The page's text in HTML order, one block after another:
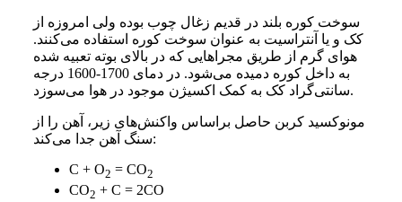
سوخت کوره بلند در قدیم زغال چوب بوده ولی امروزه از
کک و یا آنتراسیت به عنوان سوخت کوره استفاده می‌کنند.
هوای گرم از طریق مجراهایی که در بالای بوته تعبیه شده
به داخل کوره دمیده می‌شود. در دمای 1700-1600 درجه
سانتی‌‌‌گراد کک به کمک اکسیژن موجود در هوا می‌سوزد.
مونوکسید کربن حاصل براساس واکنش‌های زیر، آهن را از
سنگ آهن جدا می‌کند:
C + O2 = CO2
CO2 + C = 2CO